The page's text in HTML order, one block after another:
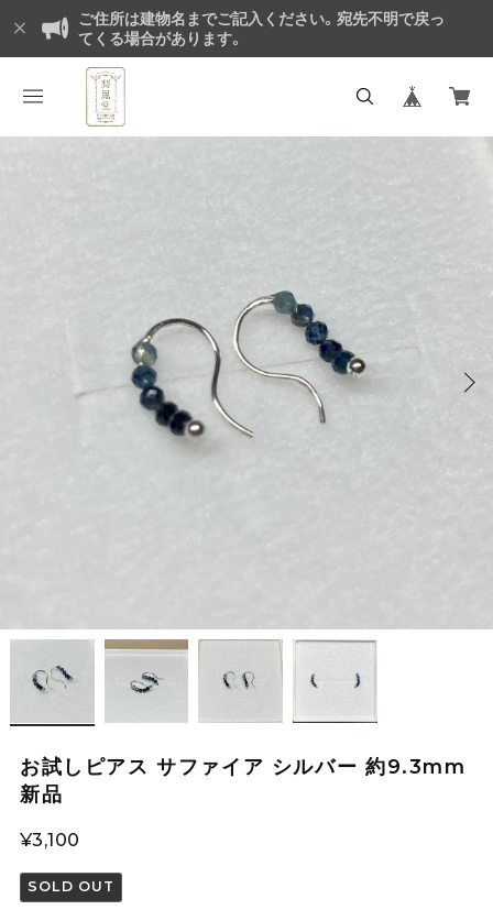
ご住所は建物名までご記入ください。宛先不明で戻っ
てくる場合があります。
お試しピアス サファイア シルバー 約9.3mm
新品
¥3,100
SOLD OUT